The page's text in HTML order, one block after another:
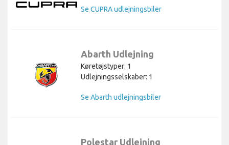
Se CUPRA udlejningsbiler
Abarth Udlejning
Køretøjstyper: 1
Udlejningsselskaber: 1
Se Abarth udlejningsbiler
Polestar Udlejning